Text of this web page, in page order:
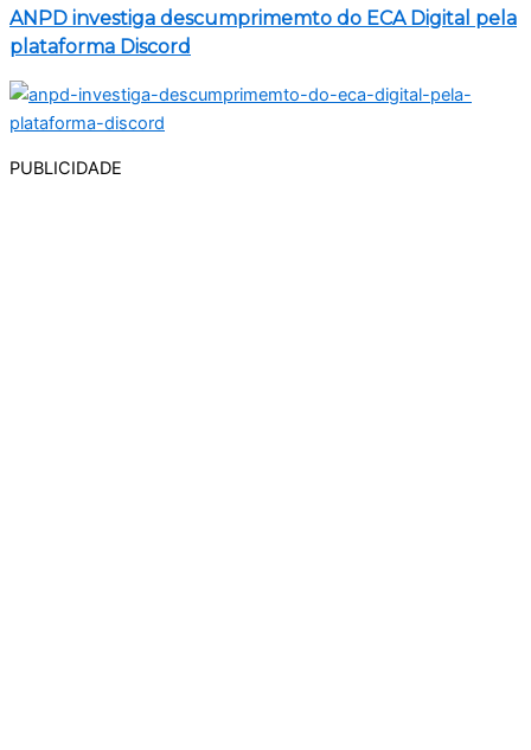
ANPD investiga descumprimemto do ECA Digital pela
plataforma Discord
PUBLICIDADE